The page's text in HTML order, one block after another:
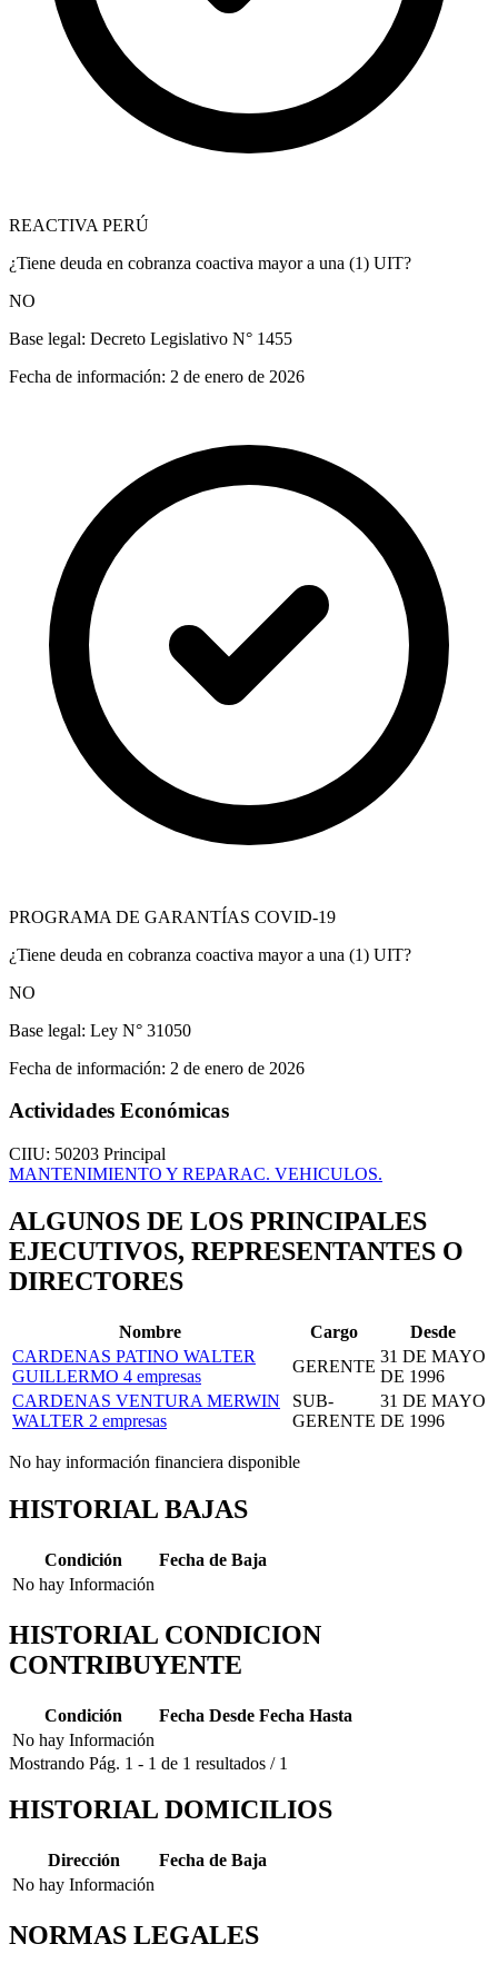
REACTIVA PERÚ
¿Tiene deuda en cobranza coactiva mayor a una (1) UIT?
NO
Base legal: Decreto Legislativo N° 1455
Fecha de información: 2 de enero de 2026
PROGRAMA DE GARANTÍAS COVID-19
¿Tiene deuda en cobranza coactiva mayor a una (1) UIT?
NO
Base legal: Ley N° 31050
Fecha de información: 2 de enero de 2026
Actividades Económicas
CIIU: 50203 Principal
MANTENIMIENTO Y REPARAC. VEHICULOS.
ALGUNOS DE LOS PRINCIPALES
EJECUTIVOS, REPRESENTANTES O
DIRECTORES
Nombre Cargo
Desde
CARDENAS PATINO WALTER
GUILLERMO 4 empresas
GERENTE
31 DE MAYO
DE 1996
CARDENAS VENTURA MERWIN
WALTER 2 empresas
SUB-
GERENTE
31 DE MAYO
DE 1996
No hay información financiera disponible
HISTORIAL BAJAS
Condición
Fecha de Baja
No hay Información
HISTORIAL CONDICION
CONTRIBUYENTE
Condición Fecha Desde Fecha Hasta
No hay Información
Mostrando Pág. 1 - 1 de 1 resultados / 1
HISTORIAL DOMICILIOS
Dirección
Fecha de Baja
No hay Información
NORMAS LEGALES